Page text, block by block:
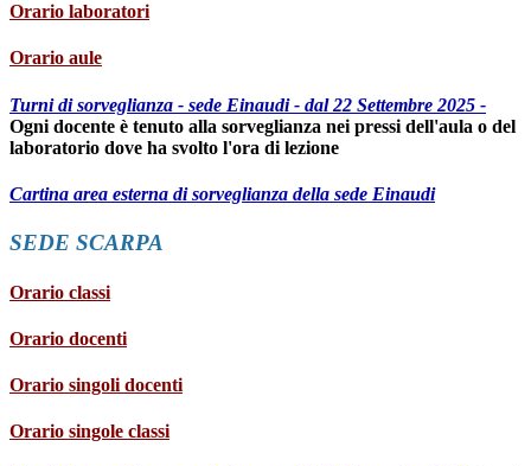
Orario laboratori
Orario aule
Turni di sorveglianza - sede Einaudi - dal 22 Settembre 2025 -
Ogni docente è tenuto alla sorveglianza nei pressi dell'aula o del
laboratorio dove ha svolto l'ora di lezione
Cartina area esterna di sorveglianza della sede Einaudi
SEDE SCARPA
Orario classi
Orario docenti
Orario singoli docenti
Orario singole classi